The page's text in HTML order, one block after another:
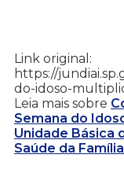
Link original:
https://
do-idoso-
Leia mais sobre
Semana do
Unidade Básica
Saúde da Família